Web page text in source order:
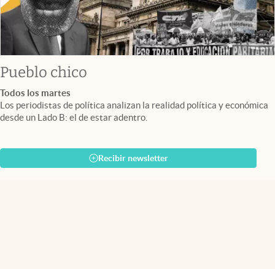
Pueblo chico
Todos los martes
Los periodistas de política analizan la realidad política y económica
desde un Lado B: el de estar adentro.
Recibir newsletter